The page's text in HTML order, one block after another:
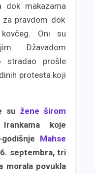
dok makazama
za pravdom dok
Oni su
Džavadom
stradao prošle
protesta koji
su žene širom
koje
Mahse
septembra, tri
morala povukla